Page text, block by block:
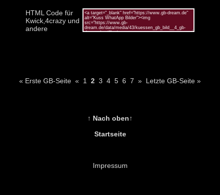
HTML Code für
Kwick,4crazy und
andere
« Erste GB-Seite « 1 2 3 4 5 6 7 » Letzte GB-Seite »
↑ Nach oben↑
Startseite
Impressum